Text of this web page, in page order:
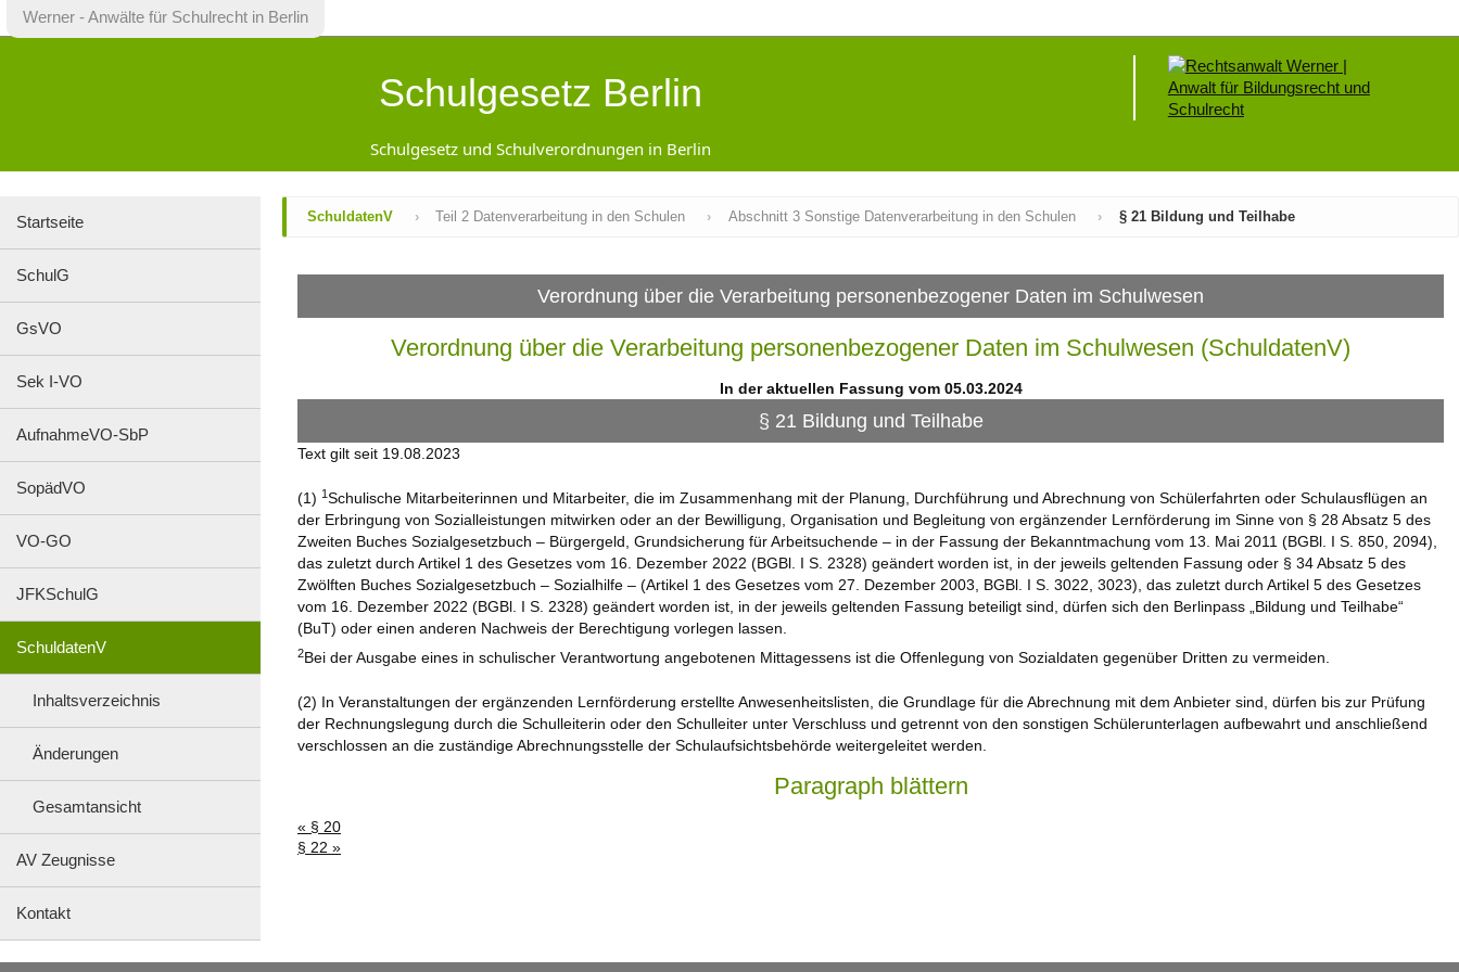
VO
SbP
GO
JFKSchulG
SchuldatenV
Gesamtansicht
AV
Zeugnisse
Werner - Anwälte für Schulrecht in Berlin
Schulgesetz Berlin
Schulgesetz und Schulverordnungen in Berlin
Startseite
SchulG
GsVO
Sek I-VO
AufnahmeVO-SbP
SopädVO
VO-GO
JFKSchulG
SchuldatenV
Inhaltsverzeichnis
Änderungen
Gesamtansicht
AV Zeugnisse
Kontakt
SchuldatenV › Teil 2 Datenverarbeitung in den Schulen › Abschnitt 3 Sonstige Datenverarbeitung in den Schulen › § 21 Bildung und Teilhabe
Verordnung über die Verarbeitung personenbezogener Daten im Schulwesen
Verordnung über die Verarbeitung personenbezogener Daten im Schulwesen (SchuldatenV)
In der aktuellen Fassung vom 05.03.2024
§ 21 Bildung und Teilhabe
Text gilt seit 19.08.2023
(1) 1Schulische Mitarbeiterinnen und Mitarbeiter, die im Zusammenhang mit der Planung, Durchführung und Abrechnung von Schülerfahrten oder Schulausflügen an
der Erbringung von Sozialleistungen mitwirken oder an der Bewilligung, Organisation und Begleitung von ergänzender Lernförderung im Sinne von § 28 Absatz 5 des
Zweiten Buches Sozialgesetzbuch – Bürgergeld, Grundsicherung für Arbeitsuchende – in der Fassung der Bekanntmachung vom 13. Mai 2011 (BGBl. I S. 850, 2094),
das zuletzt durch Artikel 1 des Gesetzes vom 16. Dezember 2022 (BGBl. I S. 2328) geändert worden ist, in der jeweils geltenden Fassung oder § 34 Absatz 5 des
Zwölften Buches Sozialgesetzbuch – Sozialhilfe – (Artikel 1 des Gesetzes vom 27. Dezember 2003, BGBl. I S. 3022, 3023), das zuletzt durch Artikel 5 des Gesetzes
vom 16. Dezember 2022 (BGBl. I S. 2328) geändert worden ist, in der jeweils geltenden Fassung beteiligt sind, dürfen sich den Berlinpass „Bildung und Teilhabe“
(BuT) oder einen anderen Nachweis der Berechtigung vorlegen lassen.
2Bei der Ausgabe eines in schulischer Verantwortung angebotenen Mittagessens ist die Offenlegung von Sozialdaten gegenüber Dritten zu vermeiden.
(2) In Veranstaltungen der ergänzenden Lernförderung erstellte Anwesenheitslisten, die Grundlage für die Abrechnung mit dem Anbieter sind, dürfen bis zur Prüfung
der Rechnungslegung durch die Schulleiterin oder den Schulleiter unter Verschluss und getrennt von den sonstigen Schülerunterlagen aufbewahrt und anschließend
verschlossen an die zuständige Abrechnungsstelle der Schulaufsichtsbehörde weitergeleitet werden.
Paragraph blättern
« § 20
§ 22 »